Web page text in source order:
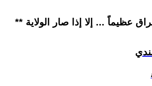
** لِماذا لأ يعود العراق عظيماً ... إلا إذا صار الولاية